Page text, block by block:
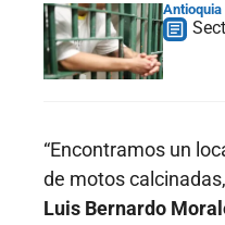
Antioquia
“Encontramos un
de motos calcinadas,
Luis Bernardo